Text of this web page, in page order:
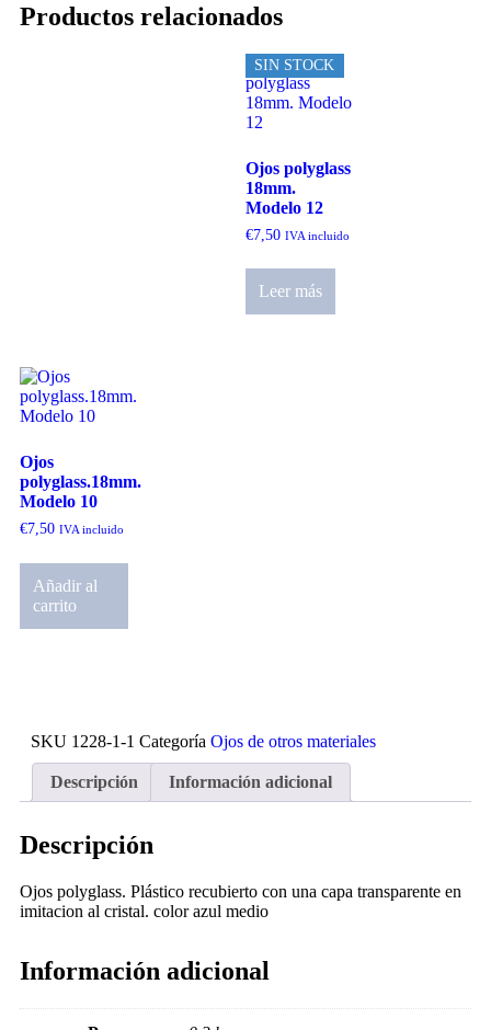
Productos relacionados
SIN STOCK
Ojos polyglass
18mm.
Modelo 12
€7,50 IVA incluido
Leer más
Ojos
polyglass.18mm.
Modelo 10
€7,50 IVA incluido
Añadir al
carrito
SKU 1228-1-1 Categoría Ojos de otros materiales
Descripción Información adicional
Descripción
Ojos polyglass. Plástico recubierto con una capa transparente en
imitacion al cristal. color azul medio
Información adicional